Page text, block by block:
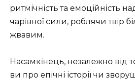
ритмічність та емоційність
чарівної сили, роблячи твір
жвавим.
Насамкінець, незалежно від
ви про епічні історії чи